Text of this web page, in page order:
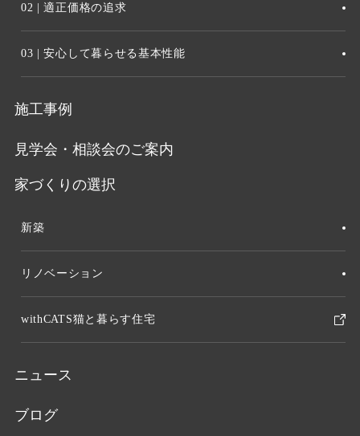
02 | 適正価格の追求
03 | 安心して暮らせる基本性能
施工事例
見学会・相談会のご案内
家づくりの選択
新築
リノベーション
withCATS猫と暮らす住宅
ニュース
ブログ